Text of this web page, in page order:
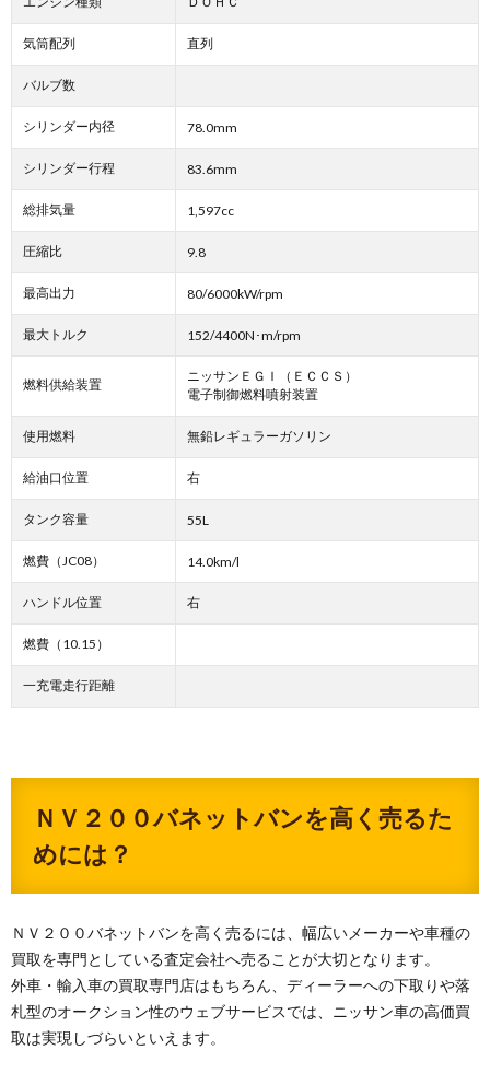
気筒配列 直列
バルブ数
シリンダー内径 78.0mm
シリンダー行程 83.6mm
総排気量 1,597cc
圧縮比 9.8
最高出力 80/6000kW/rpm
最大トルク 152/4400N･m/rpm
燃料供給装置
ニッサンＥＧＩ（ＥＣＣＳ）
電子制御燃料噴射装置
使用燃料 無鉛レギュラーガソリン
給油口位置 右
タンク容量 55L
燃費（JC08） 14.0km/l
ハンドル位置 右
燃費（10.15）
一充電走行距離
ＮＶ２００バネットバンを高く売るた
めには？
ＮＶ２００バネットバンを高く売るには、幅広いメーカーや車種の
買取を専門としている査定会社へ売ることが大切となります。
外車・輸入車の買取専門店はもちろん、ディーラーへの下取りや落
札型のオークション性のウェブサービスでは、ニッサン車の高価買
取は実現しづらいといえます。